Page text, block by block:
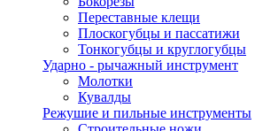
Переставные клещи
Плоскогубцы и пассатижи
Тонкогубцы и круглогубцы
Ударно - рычажный инструмент
Молотки
Кувалды
Режушие и пильные инструменты